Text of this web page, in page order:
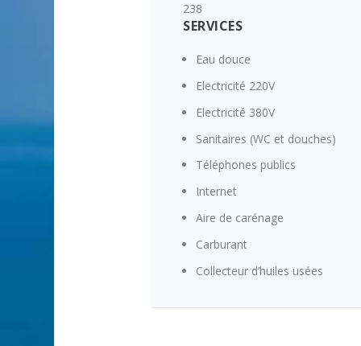
238
SERVICES
Eau douce
Electricité 220V
Electricité 380V
Sanitaires (WC et douches)
Téléphones publics
Internet
Aire de carénage
Carburant
Collecteur d’huiles usées